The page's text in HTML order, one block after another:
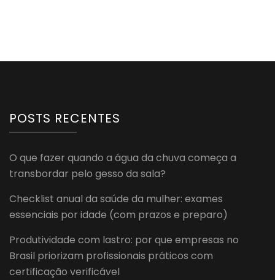
POSTS RECENTES
O que fazer quando a água da chuva começa a
transbordar pelo gesso da sala?
Checklist anual da saúde da mulher: exames
essenciais por idade (com prazos e preparo)
Produtividade com lastro: por que empresas no
Brasil priorizam profissionais práticos com
certificação verificável